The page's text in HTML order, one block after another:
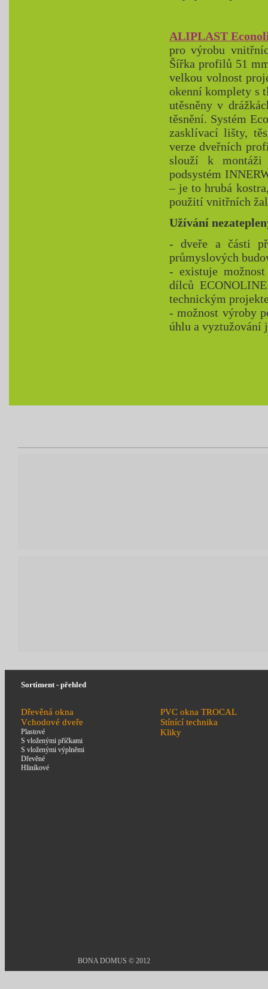
ALIPLAST
pro výrobu
Šířka profilů 51
velkou volnost
okenní komplety s
utěsněny v
těsnění. Systém
zasklívací lišty,
verze dveřních
slouží k montáži
podsystém
– je to hrubá
použití vnitřních
Užívání
- dveře a části
průmyslových
- existuje
dílců
technickým
- možnost výroby
úhlu a vyztužování
Sortiment - přehled
Dřevěná okna
PVC okna TROCAL
Vchodové dveře
Plastové
S vloženými příčkami
S vloženými výplněmi
Dřevěné
Hliníkové
Stínící technika
Kliky
BONA DOMUS © 2012